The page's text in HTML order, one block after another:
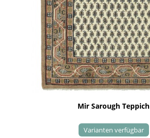
Mir Sarough Teppich
Varianten verfügbar